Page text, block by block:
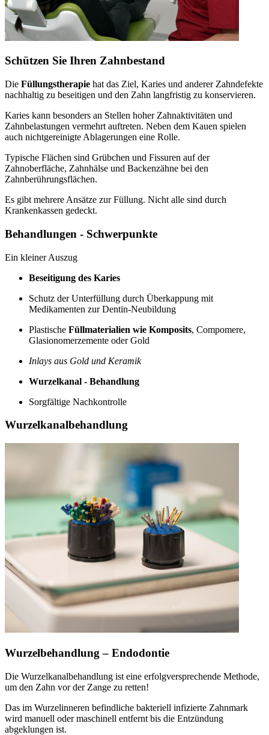
Schützen Sie Ihren Zahnbestand
Die Füllungstherapie hat das Ziel, Karies und anderer Zahndefekte
nachhaltig zu beseitigen und den Zahn langfristig zu konservieren.
Karies kann besonders an Stellen hoher Zahnaktivitäten und
Zahnbelastungen vermehrt auftreten. Neben dem Kauen spielen
auch nichtgereinigte Ablagerungen eine Rolle.
Typische Flächen sind Grübchen und Fissuren auf der
Zahnoberfläche, Zahnhälse und Backenzähne bei den
Zahnberührungsflächen.
Es gibt mehrere Ansätze zur Füllung. Nicht alle sind durch
Krankenkassen gedeckt.
Behandlungen - Schwerpunkte
Ein kleiner Auszug
Beseitigung des Karies
Schutz der Unterfüllung durch Überkappung mit
Medikamenten zur Dentin-Neubildung
Plastische Füllmaterialien wie Komposits, Compomere,
Glasionomerzemente oder Gold
Inlays aus Gold und Keramik
Wurzelkanal - Behandlung
Sorgfältige Nachkontrolle
Wurzelkanalbehandlung
Wurzelbehandlung – Endodontie
Die Wurzelkanalbehandlung ist eine erfolgversprechende Methode,
um den Zahn vor der Zange zu retten!
Das im Wurzelinneren befindliche bakteriell infizierte Zahnmark
wird manuell oder maschinell entfernt bis die Entzündung
abgeklungen ist.